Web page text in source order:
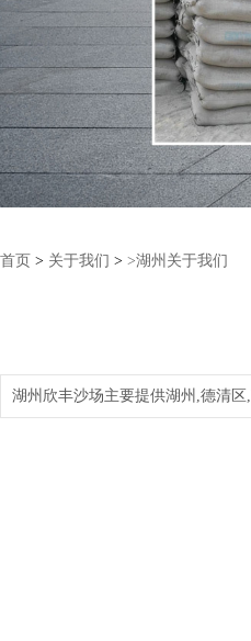
首页 > 关于我们 > >湖州关于我们
湖州欣丰沙场主要提供湖州,德清